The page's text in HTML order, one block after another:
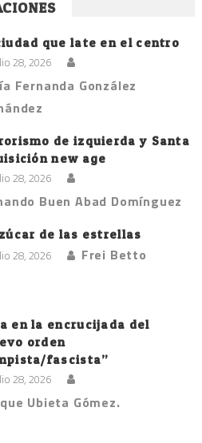
que late en el centro
28, 2026
Fernanda González
de izquierda y Santa
new age
28, 2026
Buen Abad Domínguez
de las estrellas
28, 2026 Frei Betto
en la encrucijada del
orden
fascista”
28, 2026
Ubieta Gómez.